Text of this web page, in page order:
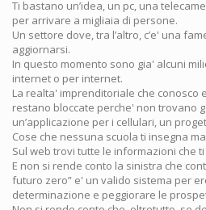
Ti bastano un’idea, un pc, una
per arrivare a migliaia di persone.
Un settore dove, tra l’altro, c’e' una
aggiornarsi.
In questo momento sono gia' alcuni
internet o per internet.
La realta' imprenditoriale che conosco
restano bloccate perche' non trovano
un’applicazione per i cellulari, un
Cose che nessuna scuola ti insegna
Sul web trovi tutte le informazioni che
E non si rende conto la sinistra che
futuro zero” e' un valido sistema per
determinazione e peggiorare le